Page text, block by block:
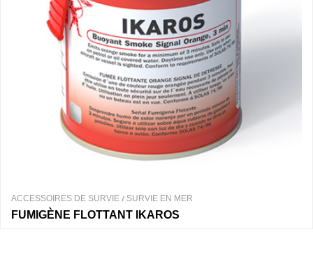
ACCESSOIRES DE SURVIE / SURVIE EN MER
Fusée IKAROS